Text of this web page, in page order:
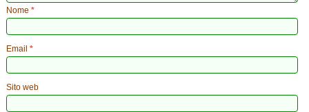
Nome*
Email*
Sito web